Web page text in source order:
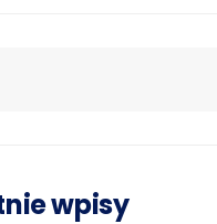
wpisy